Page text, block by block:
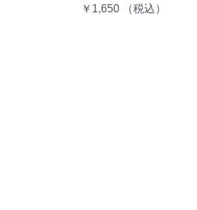
￥1,650
（税込）